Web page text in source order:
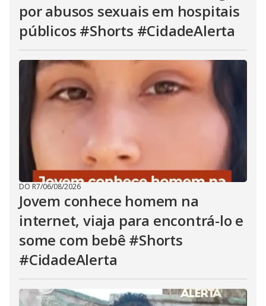
por abusos sexuais em hospitais
públicos #Shorts #CidadeAlerta
DO R7/06/08/2026
Jovem conhece homem na
internet, viaja para encontrá-lo e
some com bebê #Shorts
#CidadeAlerta